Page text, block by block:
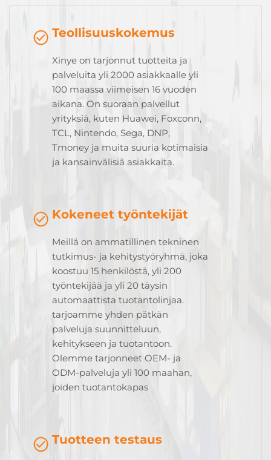
Teollisuuskokemus
Xinye on tarjonnut tuotteita ja
palveluita yli 2000 asiakkaalle yli
100 maassa viimeisen 16 vuoden
aikana. On suoraan palvellut
yrityksiä, kuten Huawei, Foxconn,
TCL, Nintendo, Sega, DNP,
Tmoney ja muita suuria kotimaisia
ja kansainvälisiä asiakkaita.
Kokeneet työntekijät
Meillä on ammatillinen tekninen
tutkimus- ja kehitystyöryhmä, joka
koostuu 15 henkilöstä, yli 200
työntekijää ja yli 20 täysin
automaattista tuotantolinjaa.
tarjoamme yhden pätkän
palveluja suunnitteluun,
kehitykseen ja tuotantoon.
Olemme tarjonneet OEM- ja
ODM-palveluja yli 100 maahan,
joiden tuotantokapas
Tuotteen testaus